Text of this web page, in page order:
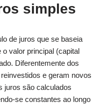
simples
de juros que se baseia
valor principal (capital
Diferentemente dos
e geram novos
juros são calculados
se constantes ao longo